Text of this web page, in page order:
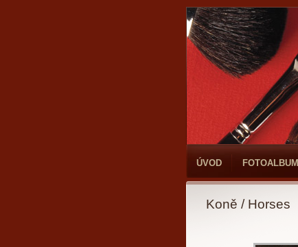
ÚVOD FOTOALBUM
Koně / Horses